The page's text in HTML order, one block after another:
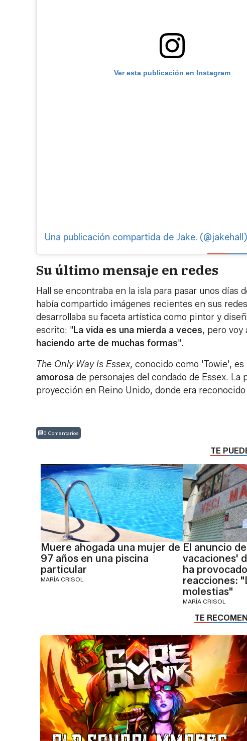
Ver esta publicación en Instagram
Una publicación compartida de Jake. (@jakehall)
Su último mensaje en redes
Hall se encontraba en la isla para pasar unos días
había compartido imágenes recientes en sus
desarrollaba su faceta artística como pintor y
escrito: "La vida es una mierda a veces, pero voy
haciendo arte de muchas formas".
The Only Way Is Essex, conocido como 'Towie',
amorosa de personajes del condado de Essex.
proyección en Reino Unido, donde era
0 Comentarios
TE
Muere ahogada una mujer de
97 años en una piscina
particular
MARÍA CRISOL
El anuncio
vacaciones'
ha
reacciones:
molestias"
MARÍA CRISOL